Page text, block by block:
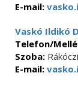
E-mail:
Vaskó Ildikó
Telefon/
Szoba:
E-mail: